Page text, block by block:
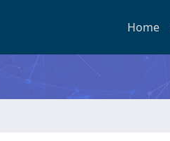
Home